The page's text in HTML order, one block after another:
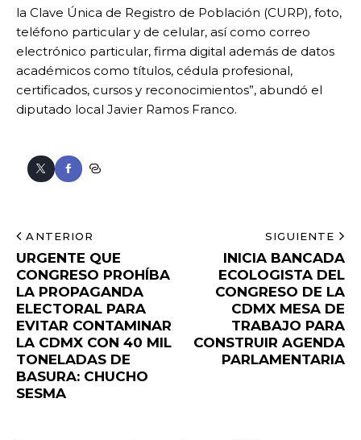
la Clave Única de Registro de Población (CURP), foto,
teléfono particular y de celular, así como correo
electrónico particular, firma digital además de datos
académicos como títulos, cédula profesional,
certificados, cursos y reconocimientos”, abundó el
diputado local Javier Ramos Franco.
ANTERIOR
URGENTE QUE
CONGRESO PROHÍBA
LA PROPAGANDA
ELECTORAL PARA
EVITAR CONTAMINAR
LA CDMX CON 40 MIL
TONELADAS DE
BASURA: CHUCHO
SESMA
SIGUIENTE
INICIA BANCADA
ECOLOGISTA DEL
CONGRESO DE LA
CDMX MESA DE
TRABAJO PARA
CONSTRUIR AGENDA
PARLAMENTARIA